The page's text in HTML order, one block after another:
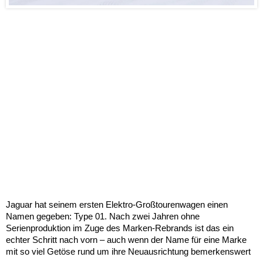
Jaguar hat seinem ersten Elektro-Großtourenwagen einen
Namen gegeben: Type 01. Nach zwei Jahren ohne
Serienproduktion im Zuge des Marken-Rebrands ist das ein
echter Schritt nach vorn – auch wenn der Name für eine Marke
mit so viel Getöse rund um ihre Neuausrichtung bemerkenswert